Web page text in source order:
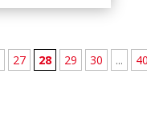
27 28 29 30 ...